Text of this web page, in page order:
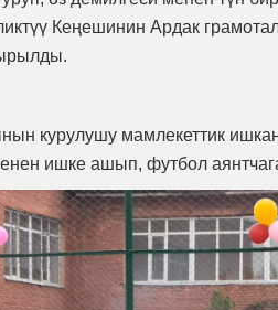
Кеңешинин Ардак
курулушу мамлекеттик
ишке ашып, футбол